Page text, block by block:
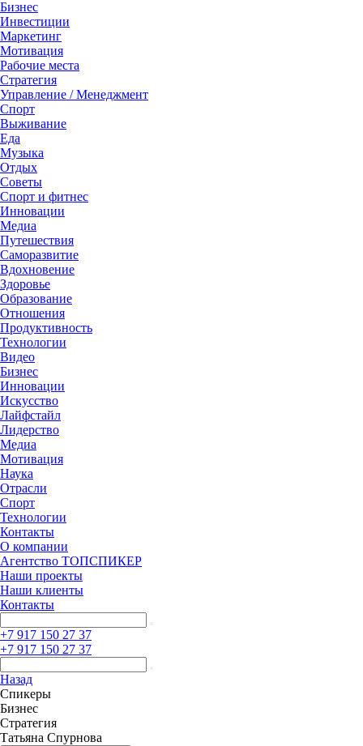
Бизнес
Инвестиции
Маркетинг
Мотивация
Рабочие места
Стратегия
Управление / Менеджмент
Спорт
Выживание
Еда
Музыка
Отдых
Советы
Спорт и фитнес
Инновации
Медиа
Путешествия
Саморазвитие
Вдохновение
Здоровье
Образование
Отношения
Продуктивность
Технологии
Видеo
Бизнес
Инновации
Искусство
Лайфстайл
Лидерство
Медиа
Мотивация
Наука
Отрасли
Спорт
Технологии
Контакты
О компании
Агентство ТОПСПИКЕР
Наши проекты
Наши клиенты
Контакты
+7 917 150 27 37
+7 917 150 27 37
Назад
Спикеры
Бизнес
Стратегия
Татьяна Спурнова